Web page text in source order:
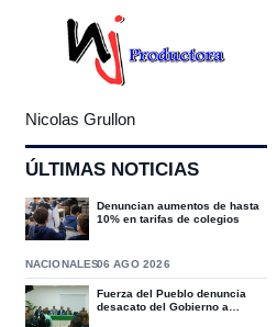
Nicolas Grullon
ÚLTIMAS NOTICIAS
Denuncian aumentos de hasta
10% en tarifas de colegios
NACIONALES06 AGO 2026
Fuerza del Pueblo denuncia
desacato del Gobierno a